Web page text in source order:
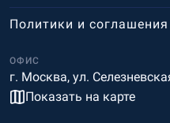
ОФИС
г. Москва, ул.
Показать на карте
Политики и соглашения